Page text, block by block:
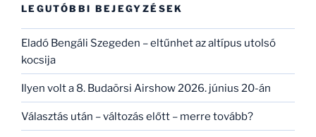
LEGUTÓBBI BEJEGYZÉSEK
Eladó Bengáli Szegeden – eltűnhet az altípus utolsó
kocsija
Ilyen volt a 8. Budaörsi Airshow 2026. június 20-án
Választás után – változás előtt – merre tovább?